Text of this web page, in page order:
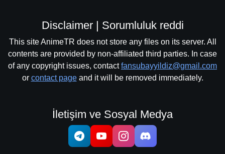
Disclaimer | Sorumluluk reddi
This site AnimeTR does not store any files on its server. All
contents are provided by non-affiliated third parties. In case
of any copyright issues, contactfansubayyildiz@gmail.com
or contact pageand it will be removed immediately.
İletişim ve Sosyal Medya